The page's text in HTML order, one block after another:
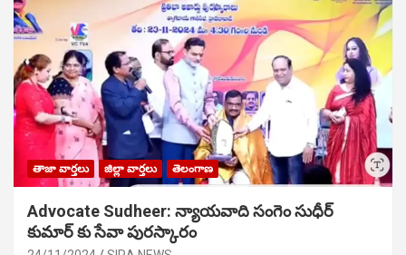
తాజా వార్తలు జిల్లా వార్తలు తెలంగాణ
Advocate Sudheer: న్యాయవాది సంగెం సుధీర్
కుమార్ కు సేవా పురస్కారం